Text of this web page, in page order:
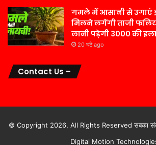
गमले में आसानी से उगाएं
मिलने लगेंगी ताजी
लानी पड़ेगी 3000 की
20 घंटे ago
Contact Us –
© Copyright 2026, All Rights Reserved सबका
Digital Motion